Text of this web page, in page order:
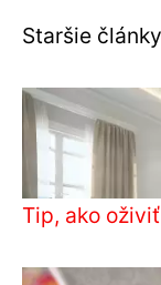
Staršie články
Tip, ako